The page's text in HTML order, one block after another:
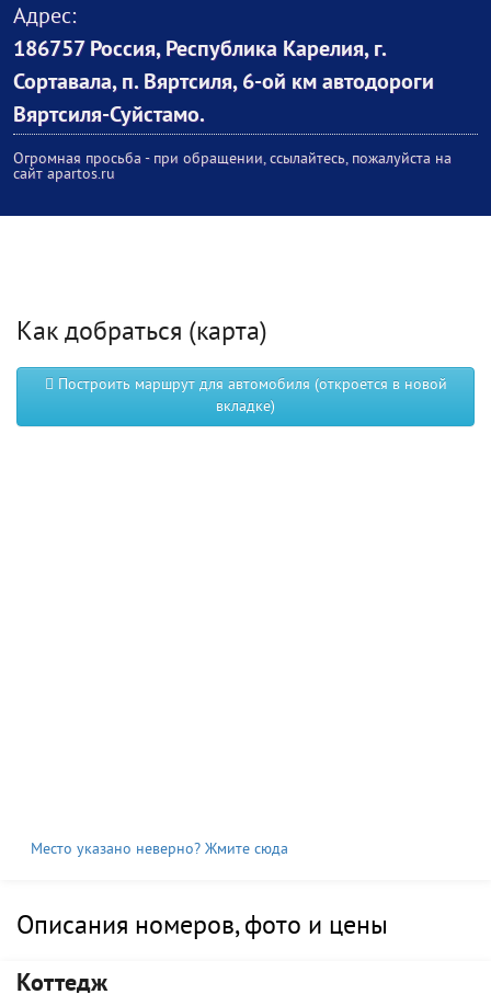
Адрес:
186757 Россия, Республика Карелия, г.
Сортавала, п. Вяртсиля, 6-ой км автодороги
Вяртсиля-Суйстамо.
Огромная просьба - при обращении, ссылайтесь, пожалуйста на
сайт apartos.ru
Как добраться (карта)
Построить маршрут для автомобиля (откроется в новой
вкладке)
Место указано неверно? Жмите сюда
Описания номеров, фото и цены
Коттедж